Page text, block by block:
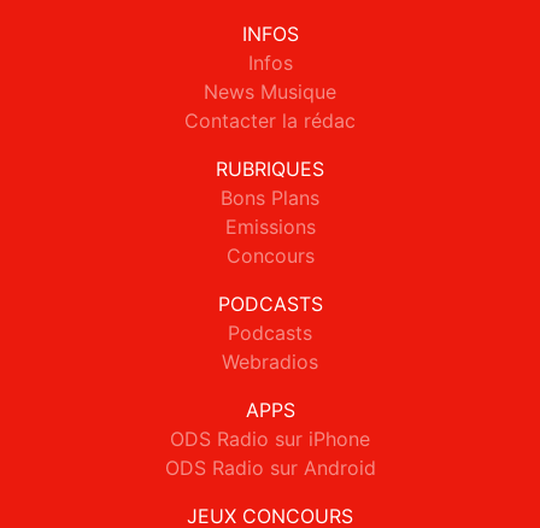
INFOS
Infos
News Musique
Contacter la rédac
RUBRIQUES
Bons Plans
Emissions
Concours
PODCASTS
Podcasts
Webradios
APPS
ODS Radio sur iPhone
ODS Radio sur Android
JEUX CONCOURS